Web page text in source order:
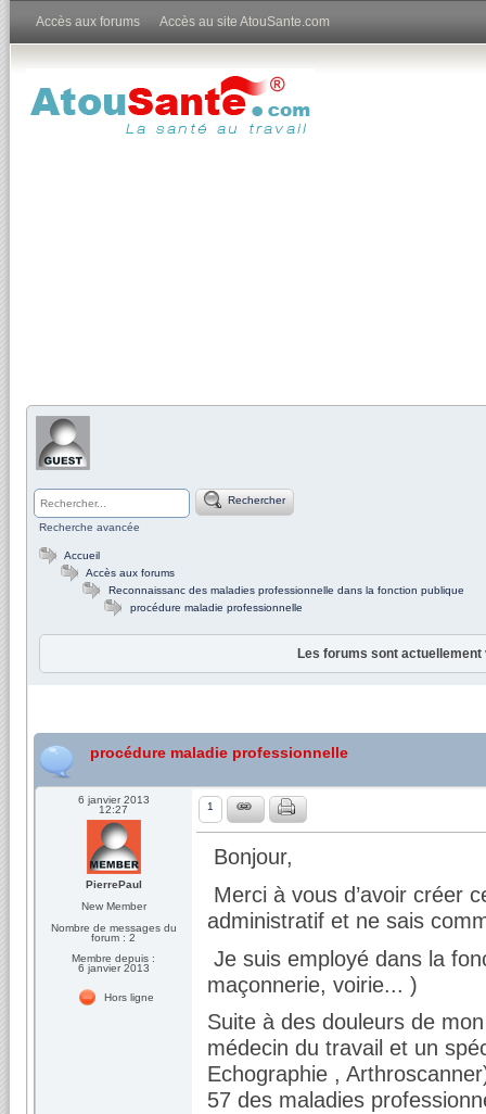
Accès aux forums Accès au site AtouSante.com
Rechercher
Recherche avancée
Accueil
Accès aux forums
Reconnaissanc des maladies professionnelle dans la fonction publique
procédure maladie professionnelle
Les forums sont
procédure maladie professionnelle
6 janvier 2013
12:27
PierrePaul
New Member
Nombre de messages du
forum : 2
Membre depuis :
6 janvier 2013
Hors ligne
1
Bonjour,
Merci à vous d’avoir créer
administratif et ne sais
Je suis employé dans la
maçonnerie, voirie... )
Suite à des douleurs de
médecin du travail et un
Echographie ,
57 des maladies